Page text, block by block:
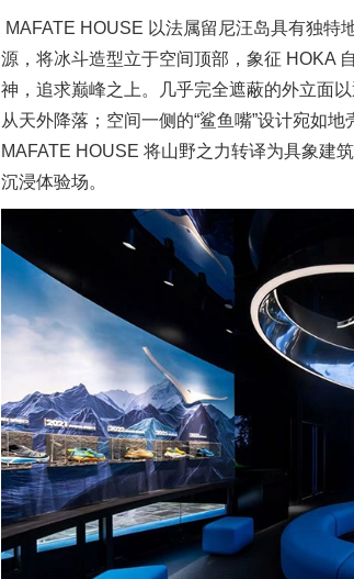
MAFATE HOUSE 以法属留尼汪岛具有独特
源，将冰斗造型立于空间顶部，象征 HOKA
神，追求巅峰之上。几乎完全遮蔽的外立面
从天外降落；空间一侧的“鲨鱼嘴”设计宛如
MAFATE HOUSE 将山野之力转译为具象建
沉浸体验场。